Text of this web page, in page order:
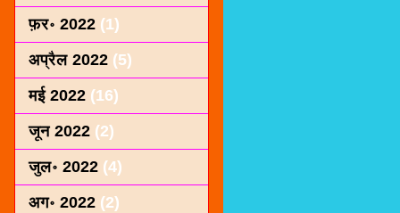
फ़र॰ 2022 (1)
अप्रैल 2022 (5)
मई 2022 (16)
जून 2022 (2)
जुल॰ 2022 (4)
अग॰ 2022 (2)